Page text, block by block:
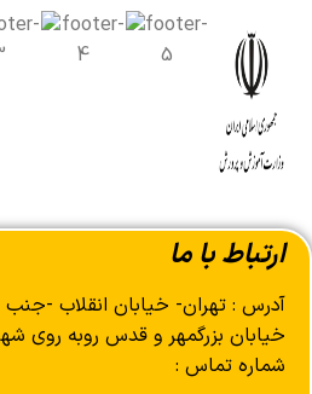
ارتباط با ما
آدرس : تهران- خیابان انقلاب -جنب
خیابان بزرگمهر و قدس روبه روی شهر
شماره تماس :